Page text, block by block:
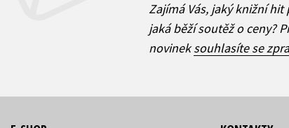
Zajímá Vás, jaký knižní hit
jaká běží soutěž o ceny?
novineksouhlasíte se